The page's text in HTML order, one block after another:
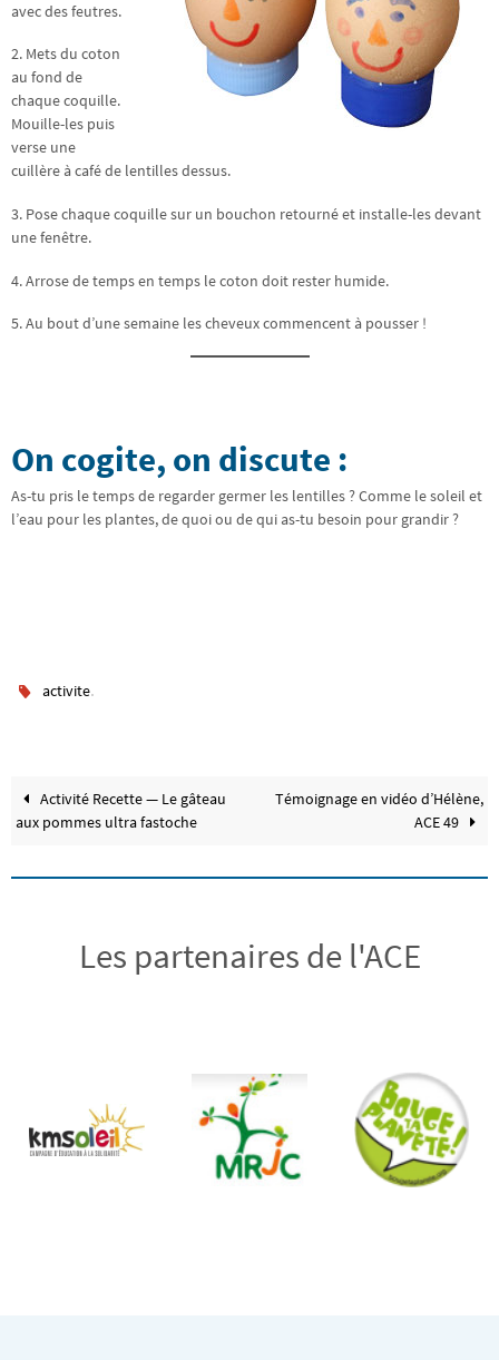
avec des feutres.
2. Mets du coton
au fond de
chaque coquille.
Mouille-les puis
verse une
cuillère à café de lentilles dessus.
3. Pose chaque coquille sur un bouchon retourné et installe-les devant
une fenêtre.
4. Arrose de temps en temps le coton doit rester humide.
5. Au bout d’une semaine les cheveux commencent à pousser !
On cogite, on discute :
As-tu pris le temps de regarder germer les lentilles ? Comme le soleil et
l’eau pour les plantes, de quoi ou de qui as-tu besoin pour grandir ?
activite.
Activité Recette — Le gâteau
aux pommes ultra fastoche
Témoignage en vidéo d’Hélène,
ACE 49
Les partenaires de l'ACE